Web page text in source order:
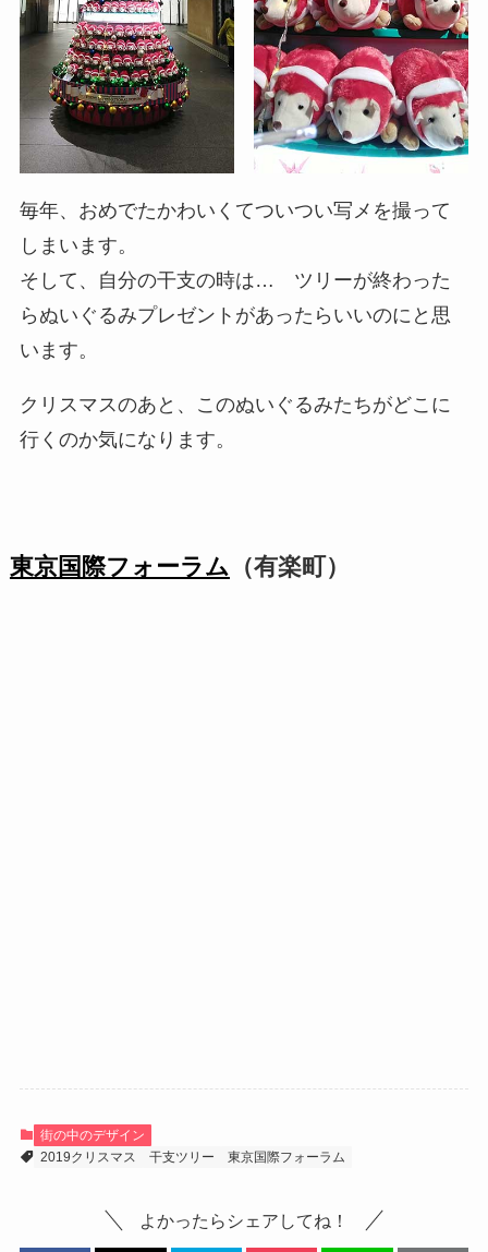
毎年、おめでたかわいくてついつい写メを撮って
しまいます。
そして、自分の干支の時は… ツリーが終わった
らぬいぐるみプレゼントがあったらいいのにと思
います。
クリスマスのあと、このぬいぐるみたちがどこに
行くのか気になります。
東京国際フォーラム （有楽町）
街の中のデザイン
2019クリスマス
干支ツリー 東京国際フォーラム
よかったらシェアしてね！